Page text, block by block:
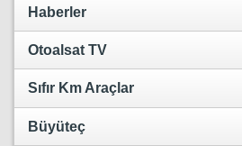
Haberler
Otoalsat TV
Sıfır Km Araçlar
Büyüteç